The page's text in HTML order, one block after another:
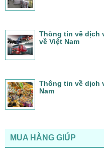
Thông tin về dịch
về Việt Nam
Thông tin về dịch
Nam
MUA HÀNG GIÚP